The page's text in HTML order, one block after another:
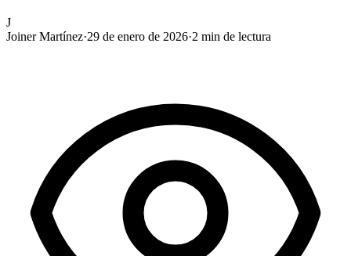
J
Joiner Martínez·29 de enero de 2026·2 min de lectura